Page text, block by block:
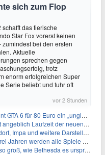
sich zum Flop
schafft das tierische
Star Fox vorerst keinen
zumindest bei den ersten
Aktuelle
sprechen gegen
trotz
enorm erfolgreichen Super
Serie beliebt und fuhr oft
vor 2 Stunden
80 Euro ein „unglaubliches Schnäppchen“
Laufzeit der neuen Gameplay-Präsentation
und weitere Darsteller sollen feststehen
werden alle Spiele gestreamt
wie Bethesda es ursprünglich wollte